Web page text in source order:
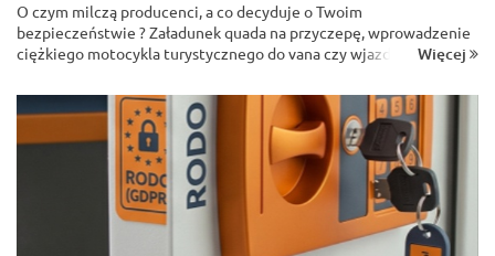
O czym milczą producenci, a co decyduje o Twoim
bezpieczeństwie ? Załadunek quada na przyczepę, wprowadzenie
ciężkiego motocykla turystycznego do vana czy wjazd traktorkiem
Kupujesz ramp...
Więcej